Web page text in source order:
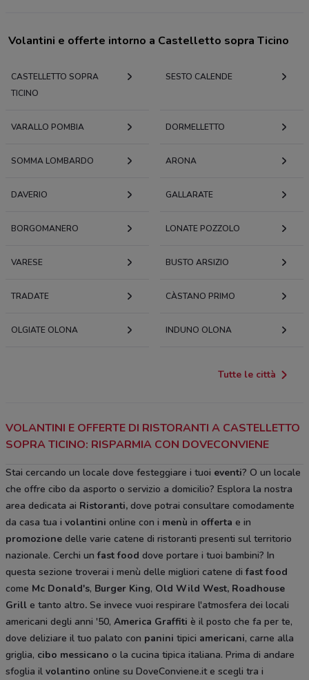
Volantini e offerte intorno a Castelletto sopra Ticino
CASTELLETTO SOPRA
TICINO
SESTO CALENDE
VARALLO POMBIA DORMELLETTO
SOMMA LOMBARDO ARONA
DAVERIO GALLARATE
BORGOMANERO LONATE POZZOLO
VARESE BUSTO ARSIZIO
TRADATE CÀSTANO PRIMO
OLGIATE OLONA INDUNO OLONA
Tutte le città
VOLANTINI E OFFERTE DI RISTORANTI A CASTELLETTO
SOPRA TICINO: RISPARMIA CON DOVECONVIENE
Stai cercando un locale dove festeggiare i tuoi eventi? O un locale
che offre cibo da asporto o servizio a domicilio? Esplora la nostra
area dedicata ai Ristoranti, dove potrai consultare comodamente
da casa tua i volantini online con i menù in offerta e in
promozione delle varie catene di ristoranti presenti sul territorio
nazionale. Cerchi unfast food dove portare i tuoi bambini? In
questa sezione troverai i menù delle migliori catene difast food
come Mc Donald's, Burger King, Old Wild West, Roadhouse
Grill e tanto altro. Se invece vuoi respirare l'atmosfera dei locali
americani degli anni '50, America Graffiti è il posto che fa per te,
dove deliziare il tuo palato con panini tipici americani, carne alla
griglia, cibo messicano o la cucina tipica italiana. Prima di andare
sfoglia il volantino online su DoveConviene.it e scegli tra i